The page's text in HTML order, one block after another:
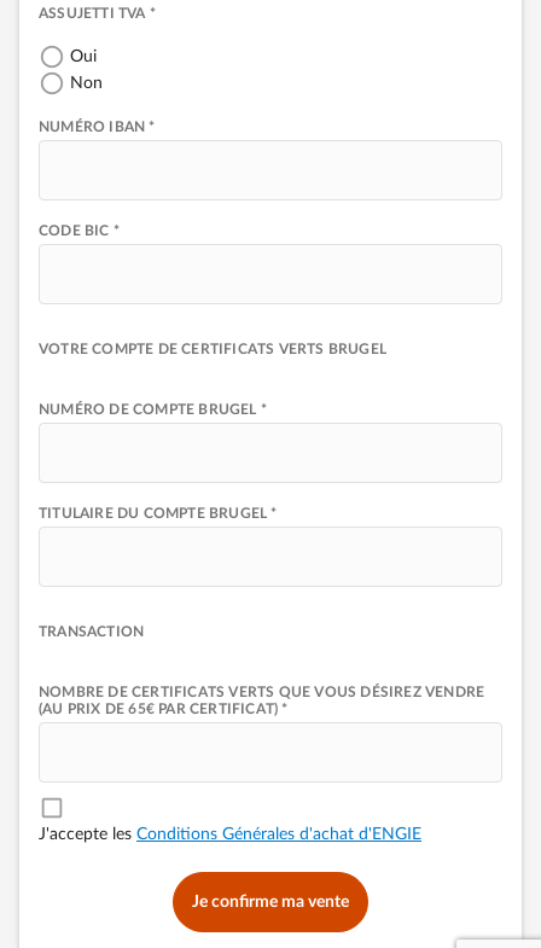
ASSUJETTI TVA *
Oui
Non
NUMÉRO IBAN *
CODE BIC *
VOTRE COMPTE DE CERTIFICATS VERTS BRUGEL
NUMÉRO DE COMPTE BRUGEL *
TITULAIRE DU COMPTE BRUGEL *
TRANSACTION
NOMBRE DE CERTIFICATS VERTS QUE VOUS DÉSIREZ VENDRE
(AU PRIX DE 65€ PAR CERTIFICAT) *
J'accepte les Conditions Générales d'achat d'ENGIE
Je confirme ma vente